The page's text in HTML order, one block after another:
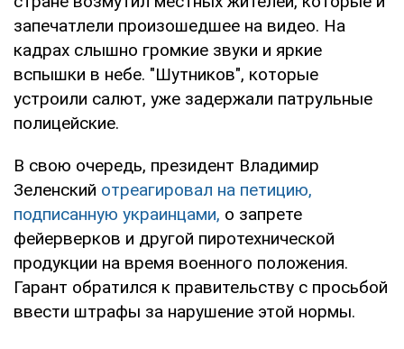
запечатлели произошедшее на видео. На
кадрах слышно громкие звуки и яркие
вспышки в небе. "Шутников", которые
устроили салют, уже задержали патрульные
полицейские.
В свою очередь, президент Владимир
Зеленский отреагировал на петицию,
подписанную украинцами, о запрете
фейерверков и другой пиротехнической
продукции на время военного положения.
Гарант обратился к правительству с просьбой
ввести штрафы за нарушение этой нормы.